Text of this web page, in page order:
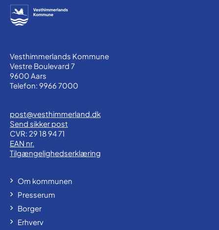
Vesthimmerlands Kommune
Vestre Boulevard 7
9600 Aars
Telefon: 9966 7000
post@vesthimmerland.dk
Send sikker post
CVR: 29 18 94 71
EAN nr.
Tilgængelighedserklæring
Om kommunen
Presserum
Borger
Erhverv